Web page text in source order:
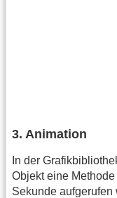
3. Animation
In der
Objekt eine Methode
Sekunde aufgerufen